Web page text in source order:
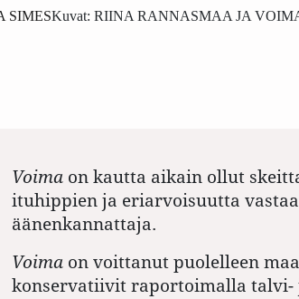
SIMESKuvat: RIINA RANNASMAA JA
Voima on kautta aikain ollut
ituhippien ja eriarvoisuutta
äänenkannattaja.
Voima on voittanut puolelleen
konservatiivit raportoimalla talvi-